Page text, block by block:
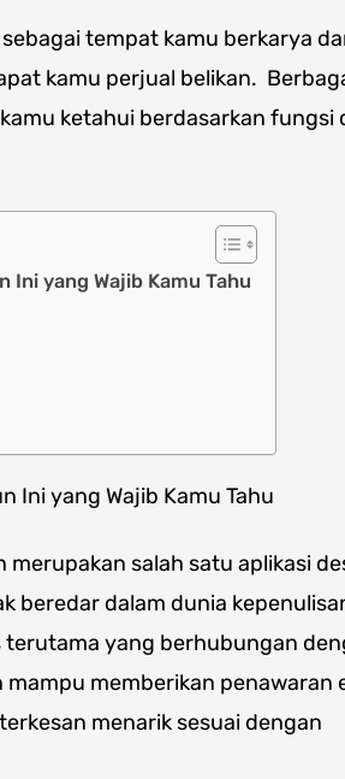
tempat kamu berkarya
kamu perjual belikan.
ketahui berdasarkan fungsi
Ini yang Wajib Kamu Tahu
Ini yang Wajib Kamu Tahu
salah satu aplikasi
beredar dalam dunia
yang berhubungan
memberikan penawaran
menarik sesuai dengan